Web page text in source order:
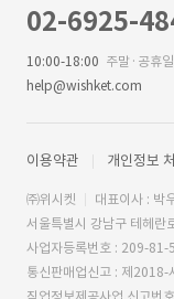
02-6925-
10:00-18:00 주말·공휴
help@wishket.com
이용약관 개인정보
㈜위시켓
대표이사 : 박
서울특별시 강남구 테헤란
사업자등록번호 : 209-81-
통신판매업신고 : 제